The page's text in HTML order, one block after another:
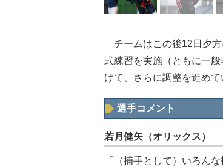
チームはこの後12日夕方
式練習を実施（ともに一
けて、さらに調整を進めて
選手コメント
若月健矢（オリックス）
「（捕手として）いろん